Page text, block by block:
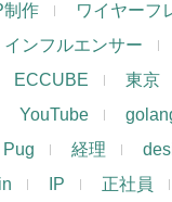
制作 ワイヤーフ
インフルエンサー
ECCUBE 東京
YouTube
Pug 経理
IP 正社員